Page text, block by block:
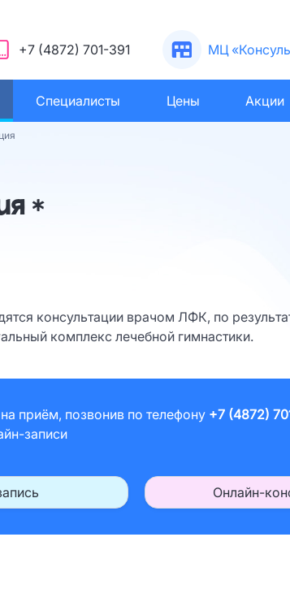
+7 (4872) 701-391 МЦ
Специалисты Цены Акции
*
консультации врачом ЛФК, по
комплекс лечебной гимнастики.
приём, позвонив по телефону +7 (4872)
записи
Онлайн-